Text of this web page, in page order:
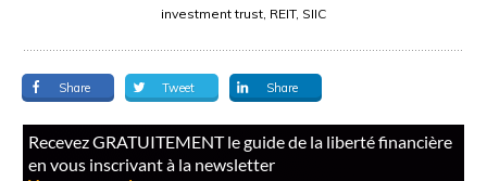
investment trust, REIT, SIIC
Share Tweet Share